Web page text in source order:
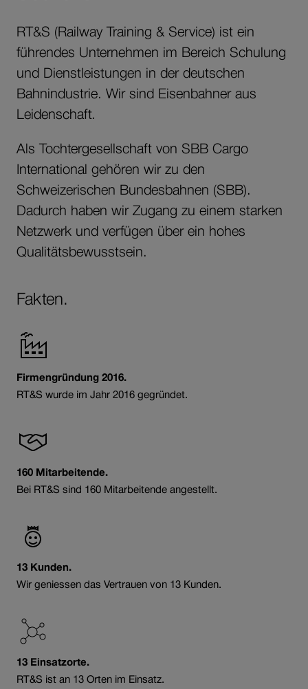
RT&S (Railway Training & Service) ist ein
führendes Unternehmen im Bereich Schulung
und Dienstleistungen in der deutschen
Bahnindustrie. Wir sind Eisenbahner aus
Leidenschaft.
Als Tochtergesellschaft von SBB Cargo
International gehören wir zu den
Schweizerischen Bundesbahnen (SBB).
Dadurch haben wir Zugang zu einem starken
Netzwerk und verfügen über ein hohes
Qualitätsbewusstsein.
Fakten.
Firmengründung 2016.
RT&S wurde im Jahr 2016 gegründet.
160 Mitarbeitende.
Bei RT&S sind 160 Mitarbeitende angestellt.
13 Kunden.
Wir geniessen das Vertrauen von 13 Kunden.
13 Einsatzorte.
RT&S ist an 13 Orten im Einsatz.